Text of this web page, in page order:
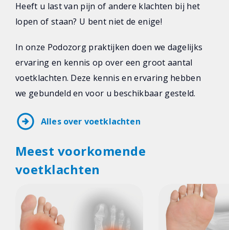
Heeft u last van pijn of andere klachten bij het
lopen of staan? U bent niet de enige!
In onze Podozorg praktijken doen we dagelijks
ervaring en kennis op over een groot aantal
voetklachten. Deze kennis en ervaring hebben
we gebundeld en voor u beschikbaar gesteld.
arrow_circle_right Alles over voetklachten
Meest voorkomende
voetklachten